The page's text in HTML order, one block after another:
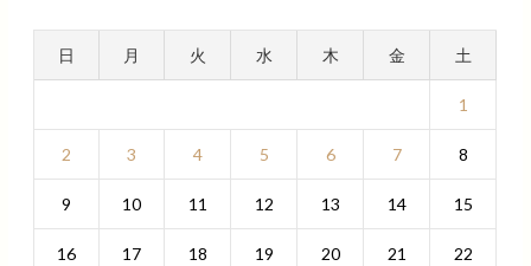
日 月 火 水 木 金 土
1
2 3 4 5 6 7 8
9 10 11 12 13 14 15
16 17 18 19 20 21 22